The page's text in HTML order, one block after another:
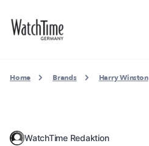
Home Brands Harry Winston
WatchTime Redaktion